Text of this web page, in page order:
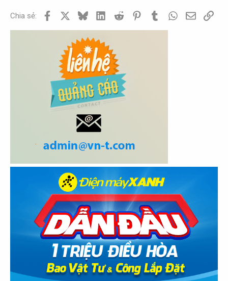
Chia sẻ: Facebook BlueskyLinkedInReddit PinterestTumblrWhatsApp
EmailLink